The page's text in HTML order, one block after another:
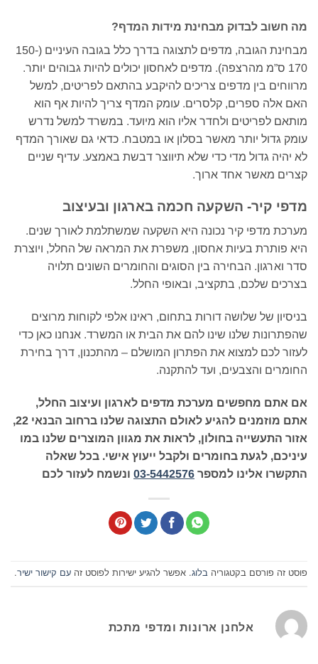
מה חשוב לבדוק מבחינת מידות המדף?
מבחינת הגובה, מדפים לתצוגה בדרך כלל בגובה העיניים (150-
170 ס”מ מהרצפה). מדפים לאחסון יכולים להיות גבוהים יותר.
מרווחים בין מדפים צריכים להיקבע בהתאם לפריטים, למשל
האם אלה ספרים, קלסרים. עומק המדף צריך להיות אף הוא
מותאם לפריטים ולחדר אליו הוא מיועד. במשרד למשל נדרש
עומק גדול יותר מאשר בסלון או במטבח. כדאי גם שאורך המדף
לא יהיה גדול מדי כדי שלא תיווצר דבשת באמצע. עדיף שניים
קצרים מאשר אחד ארוך.
מדפי קיר- השקעה חכמה בארגון ובעיצוב
מערכת מדפי קיר נכונה היא השקעה שמשתלמת לאורך שנים.
היא פותרת בעיות אחסון, משפרת את המראה של החלל, ויוצרת
סדר וארגון. הבחירה בין הסוגים והחומרים השונים תלויה
בצרכים שלכם, בתקציב, ובאופי החלל.
בניסיון של שלושה דורות בתחום, ראינו אלפי לקוחות מרוצים
שהפתרונות שלנו שינו להם את הבית או המשרד. אנחנו כאן כדי
לעזור לכם למצוא את הפתרון המושלם – מהתכנון, דרך בחירת
החומרים והצבעים, ועד להתקנה.
אם אתם מחפשים מערכת מדפים לארגון ועיצוב החלל,
אתם מוזמנים להגיע לאולם התצוגה שלנו ברחוב הבנאי 22,
אזור התעשייה בחולון, לראות את מגוון המוצרים שלנו במו
עיניכם, לגעת בחומרים ולקבל ייעוץ אישי. בכל שאלה
התקשרו אלינו למספר 03-5442576 ונשמח לעזור לכם
פוסט זה פורסם בקטגוריה בלוג. אפשר להגיע ישירות לפוסט זה עם קישור ישיר.
אלחנן ארונות ומדפי מתכת